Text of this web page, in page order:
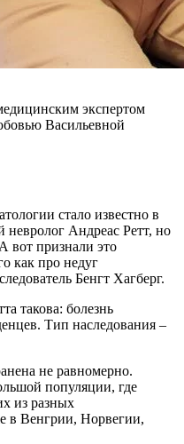
экспертом
Васильевной
стало известно в
невролог Андреас Ретт, но
вот признали это
как про недуг
Бенгт Хагберг.
такова: болезнь
Тип наследования –
не равномерно.
популяции, где
из разных
в Венгрии, Норвегии,